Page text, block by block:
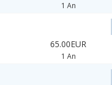
1 An
65.00EUR
1 An